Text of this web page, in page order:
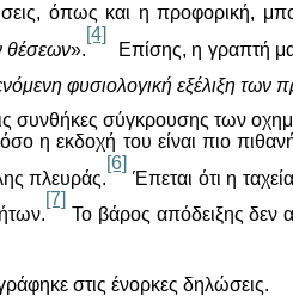
όπως και η προφορική,
θέσεων».
[4]
Επίσης, η γραπτή
φυσιολογική εξέλιξη των
σύγκρουσης των
η εκδοχή του είναι πιο πιθανή
πλευράς.
[6]
Έπεται ότι η
[7]
Το βάρος απόδειξης δεν
στις ένορκες δηλώσεις.